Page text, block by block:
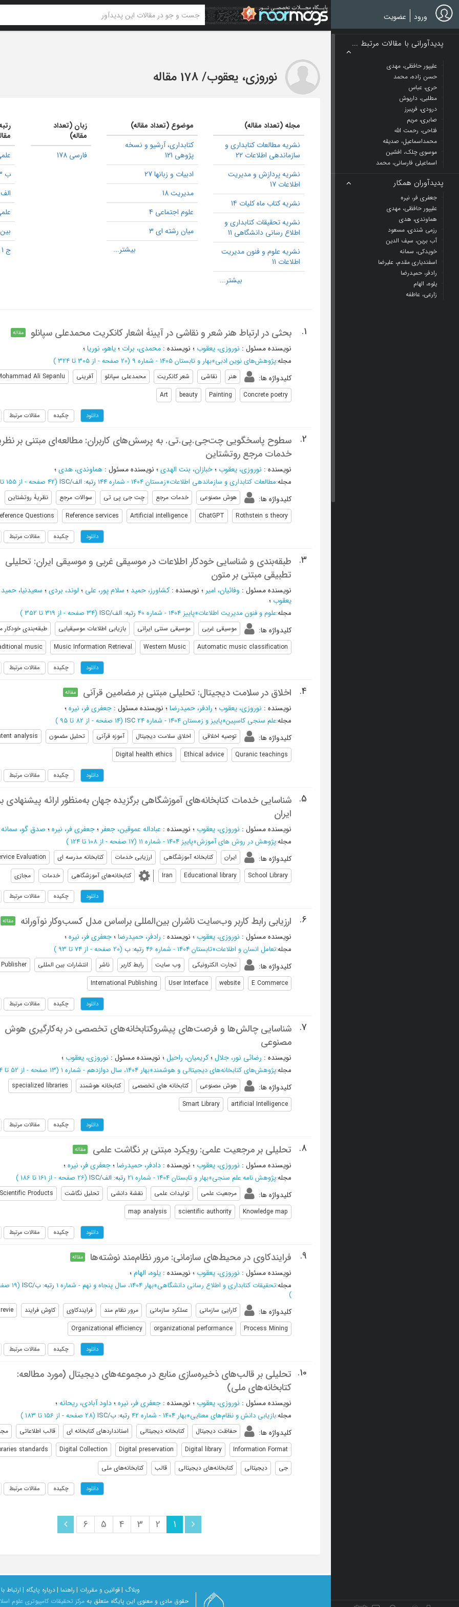
Skip
to
main
ورود عضویت
پدیدآورانی با مقالات مرتبط ...
علیپور حافظی، مهدی
حسن زاده، محمد
حری، عباس
مطلبی، داریوش
درودی، فریبرز
صابری، مریم
فتاحی، رحمت الله
محمداسماعیل، صدیقه
موسوی چلک، افشین
اسماعیلی فارسانی، محمد
پدیدآوران همکار
جعفری فر، نیره
علیپور حافظی، مهدی
هماوندی، هدی
رزمی شندی، مسعود
آب برین، سیف الدین
خویدکی، سمانه
اسفندیاری مقدم، علیرضا
رادفر، حمیدرضا
یلوه، الهام
زارعی، عاطفه
نوروزی، یعقوب/178 مقاله
مجله (تعداد مقاله)
نشریه مطالعات کتابداری و
سازماندهی اطلاعات 22
نشریه پردازش و مدیریت
اطلاعات 17
نشریه کتاب ماه کلیات 14
نشریه تحقیقات کتابداری و
اطلاع رسانی دانشگاهی 11
نشریه علوم و فنون مدیریت
اطلاعات 11
موضوع (تعداد مقاله)
كتابداری، آرشیو و نسخه
پژوهی 121
ادبیات و زبانها 27
مدیریت 18
علوم اجتماعی 4
میان رشته ای 3
زبان (تعداد
مقاله)
فارسی 178
ب 33
الف
بین
ج 1
1. بحثی در ارتباط هنر شعر و نقاشی در آیینۀ اشعار کانکریت محمدعلی سپانلو مقاله
نویسنده مسئول : نوروزی، یعقوب ؛ نویسنده : محمدی، برات ؛یاهو، نوریا؛
مجله:پژوهش‌های نوین ادبی»بهار و تابستان 1405 - شماره 9 (‎20 صفحه - از 305 تا 324 )
کلیدواژه ها: هنر نقاشی شعر کانکریت محمدعلی سپانلو آفرینی
Ali Sepanlu
Concrete poetry
Painting
beauty
Art
دانلود چکیده مقالات مرتبط
2.
سطوح پاسخگویی چت‌جی.‌پی.تی. به پرسش‌های کاربران: مطالعه‌ای مبتنی بر
خدمات مرجع روتشتاین
نویسنده : نوروزی، یعقوب ؛خبازان، بنت الهدی؛ نویسنده مسئول : هماوندی، هدی؛
مجله:مطالعات کتابداری و سازماندهی اطلاعات»زمستان 1404 - شماره 144 رتبه: الف/ISC (‎42 صفحه - از 155 تا 196
کلیدواژه ها: هوش مصنوعی خدمات مرجع چت جی پی تی سوالات مرجع
نظریۀ روتشتاین
Rothstein s theory
ChatGPT
Artificial intelligence
Reference services
Questions
دانلود چکیده مقالات مرتبط
3.
طبقه‌بندی و شناسایی خودکار اطلاعات در موسیقی غربی و موسیقی ایران: تحلیلی
تطبیقی مبتنی بر متون
نویسنده مسئول : وفائیان، امیر ؛ نویسنده : کشاورز، حمید ؛ سلام پور، علی ؛ لوند، بردی؛ سعیدنیا،
یعقوب ؛
مجله:علوم و فنون مدیریت اطلاعات»پاییز 1404 - شماره 40 رتبه: الف/ISC (‎34 صفحه - از 319 تا 352 )
کلیدواژه ها: موسیقی غربی موسیقی سنتی ایرانی بازیابی اطلاعات موسیقیایی
طبقه‌بندی خودکار
Automatic music classification
Western Music
Music Information Retrieval
music
دانلود چکیده مقالات مرتبط
4. اخلاق در سلامت دیجیتال: تحلیلی مبتنی بر مضامین قرآنی مقاله
نویسنده : نوروزی، یعقوب ؛ رادفر، حمیدرضا؛ نویسنده مسئول : جعفری فر، نیره؛
مجله:علم سنجی کاسپین»پاییز و زمستان 1404 - شماره 24 ISC (‎14 صفحه - از 82 تا 95 )
کلیدواژه ها: توصیه اخلاقی اخلاق سلامت دیجیتال آموزه قرآنی تحلیل مضمون
analysis
Quranic teachings
Ethical advice
Digital health ethics
دانلود چکیده مقالات مرتبط
5.
شناسایی خدمات کتابخانه‌های آموزشگاهی برگزیده جهان به‌منظور ارائه پیشنهادی
ایران
نویسنده مسئول : نوروزی، یعقوب ؛ نویسنده : عباداله عموقین، جعفر ؛جعفری فر، نیره؛ صدق گو، سمانه
مجله:پژوهش در روش ‌های آموزش»پاییز 1404 - شماره 11 (‎17 صفحه - از 108 تا 124 )
کلیدواژه ها: ایران کتابخانه آموزشگاهی ارزیابی خدمات کتابخانه مدرسه ای
Evaluation
School Library
Educational library
Iran کتابخانه‌های آموزشگاهی خدمات مجازی
دانلود چکیده مقالات مرتبط
6. ارزیابی رابط کاربر وب‌سایت ناشران بین‌المللی براساس مدل کسب‌وکار نوآورانه مقاله
نویسنده مسئول : نوروزی، یعقوب ؛ نویسنده : رادفر، حمیدرضا؛جعفری فر، نیره؛
مجله:تعامل انسان و اطلاعات»تابستان 1404 - شماره 46 رتبه: ب (‎20 صفحه - از 74 تا 93 )
کلیدواژه ها: تجارت الکترونیکی وب سایت رابط کاربر ناشر انتشارات بین المللی
Publisher
E Commerce
website
User Interface
International Publishing
دانلود چکیده مقالات مرتبط
7.
شناسایی چالش‌ها و فرصت‌های پیشروکتابخانه‌های تخصصی در به‌کارگیری هوش
‌مصنوعی
نویسنده : رضائی ‌نور، جلال؛کریمیان، راحیل؛ نویسنده مسئول : نوروزی، یعقوب ؛
مجله:پژوهش‌های کتابخانه‌­های دیجیتالی و هوشمند»بهار 1404، سال دوازدهم - شماره 1 (‎13 صفحه - از 52 تا 64
کلیدواژه ها: هوش مصنوعی کتابخانه های تخصصی کتابخانه هوشمند
specialized libraries
artificial Intelligence
Smart Library
دانلود چکیده مقالات مرتبط
8. تحلیلی بر مرجعیت علمی: رویکرد مبتنی بر نگاشت علمی مقاله
نویسنده مسئول : نوروزی، یعقوب ؛ نویسنده : دادفر، حمیدرضا؛جعفری فر، نیره؛
مجله:پژوهش نامه علم سنجی»بهار و تابستان 1404 - شماره 21 رتبه: الف/ISC (‎26 صفحه - از 161 تا 186 )
کلیدواژه ها: مرجعیت علمی تولیدات علمی نقشة دانشی تحلیل نگاشت
Scientific Products
Knowledge map
scientific authority
map analysis
دانلود چکیده مقالات مرتبط
9. فرایندکاوی در محیط‌های سازمانی: مرور نظام‌مند نوشته‌ها مقاله
نویسنده مسئول : نوروزی، یعقوب ؛ نویسنده : یلوه، الهام؛
مجله:تحقیقات کتابداری و اطلاع رسانی دانشگاهی»بهار 1404، سال پنجاه و نهم - شماره 1 رتبه: ب/ISC (‎19 صفحه -
)
کلیدواژه ها: کارایی سازمانی عملکرد سازمانی مرور نظام مند فرایندکاوی کاوش فرایند
Process Mining
organizational performance
Organizational efficiency
دانلود چکیده مقالات مرتبط
10.
تحلیلی بر قالب‌های ذخیره‌سازی منابع در مجموعه‌های دیجیتال (مورد مطالعه:
کتابخانه‌های ملی)
نویسنده مسئول : نوروزی، یعقوب ؛ نویسنده : جعفری فر، نیره؛داود آبادی، ریحانه؛
مجله:بازیابی دانش و نظام‌‌های معنایی»بهار 1404 - شماره 42 رتبه: ب/ISC (‎28 صفحه - از 156 تا 183 )
کلیدواژه ها: حفاظت دیجیتال کتابخانه دیجیتالی استانداردهای کتابخانه ای قالب اطلاعاتی
Information Format
Digital library
Digital preservation
Digital Collection
standards
جی
دیجیتالی کتابخانه‌های دیجیتالی قالب کتابخانه‌های ملی
دانلود چکیده مقالات مرتبط
1
2
3
4
5
6
وبلاگ |قوانین و مقررات | راهنما |درباره پایگاه | ارتباط
حقوق مادی و معنوی اين پايگاه متعلق بهمرکز تحقیقات کامپیوتری علوم